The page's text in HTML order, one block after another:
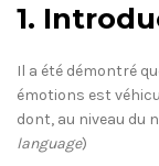
1.
Il a été démontré
émotions est
dont, au niveau du
language)